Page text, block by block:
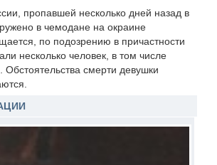
пропавшей несколько дней назад в
в чемодане на окраине
по подозрению в причастности
несколько человек, в том числе
Обстоятельства смерти девушки